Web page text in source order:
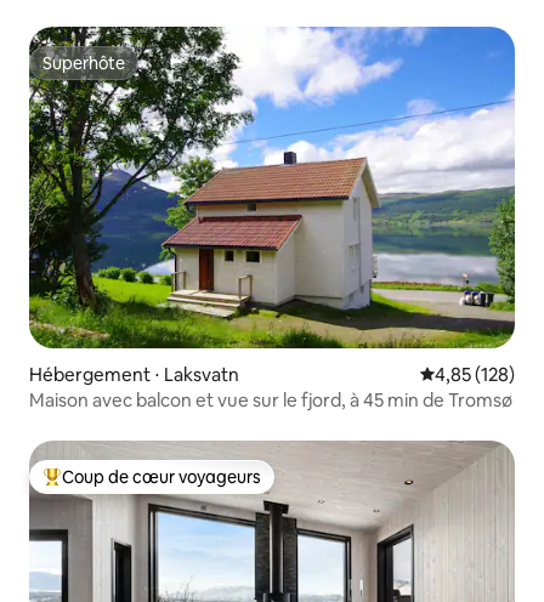
Superhôte
Superhôte
Hébergement ⋅ Laksvatn Évaluation
4,85 (128)
Maison avec balcon et vue sur le fjord, à 45 min de Tromsø
Coups de cœur voyageurs les plus appréciés
Coup de cœur voyageurs